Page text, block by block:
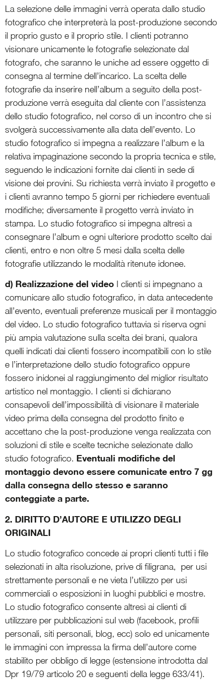
La selezione delle immagini verrà operata dallo studio
fotografico che interpreterà la post-produzione secondo
il proprio gusto e il proprio stile. I clienti potranno
visionare unicamente le fotografie selezionate dal
fotografo, che saranno le uniche ad essere oggetto di
consegna al termine dell’incarico. La scelta delle
fotografie da inserire nell’album a seguito della post-
produzione verrà eseguita dal cliente con l’assistenza
dello studio fotografico, nel corso di un incontro che si
svolgerà successivamente alla data dell’evento. Lo
studio fotografico si impegna a realizzare l’album e la
relativa impaginazione secondo la propria tecnica e stile,
seguendo le indicazioni fornite dai clienti in sede di
visione dei provini. Su richiesta verrà inviato il progetto e
i clienti avranno tempo 5 giorni per richiedere eventuali
modifiche; diversamente il progetto verrà inviato in
stampa. Lo studio fotografico si impegna altresì a
consegnare l’album e ogni ulteriore prodotto scelto dai
clienti, entro e non oltre 5 mesi dalla scelta delle
fotografie utilizzando le modalità ritenute idonee.
d) Realizzazione del video I clienti si impegnano a
comunicare allo studio fotografico, in data antecedente
all’evento, eventuali preferenze musicali per il montaggio
del video. Lo studio fotografico tuttavia si riserva ogni
più ampia valutazione sulla scelta dei brani, qualora
quelli indicati dai clienti fossero incompatibili con lo stile
e l’interpretazione dello studio fotografico oppure
fossero inidonei al raggiungimento del miglior risultato
artistico nel montaggio. I clienti si dichiarano
consapevoli dell’impossibilità di visionare il materiale
video prima della consegna del prodotto finito e
accettano che la post-produzione venga realizzata con
soluzioni di stile e scelte tecniche selezionate dallo
studio fotografico. Eventuali modifiche del
montaggio devono essere comunicate entro 7 gg
dalla consegna dello stesso e saranno
conteggiate a parte.
2. DIRITTO D’AUTORE E UTILIZZO DEGLI
ORIGINALI
Lo studio fotografico concede ai propri clienti tutti i file
selezionati in alta risoluzione, prive di filigrana, per usi
strettamente personali e ne vieta l’utilizzo per usi
commerciali o esposizioni in luoghi pubblici e mostre.
Lo studio fotografico consente altresì ai clienti di
utilizzare per pubblicazioni sul web (facebook, profili
personali, siti personali, blog, ecc) solo ed unicamente
le immagini con impressa la firma dell’autore come
stabilito per obbligo di legge (estensione introdotta dal
Dpr 19/79 articolo 20 e seguenti della legge 633/41).